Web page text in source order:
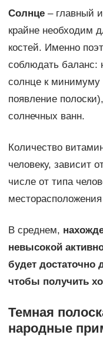
Солнце– главный
крайне необходим
костей. Именно
соблюдать баланс:
солнце к минимуму
появление
солнечных ванн.
Количество
человеку, зависит
числе от типа
В среднем,
невысокой
будет
чтобы получить
Темная
народные